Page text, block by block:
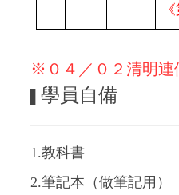
※０４／０２清明連
學員自備
1.教科書
2.筆記本（做筆記用）